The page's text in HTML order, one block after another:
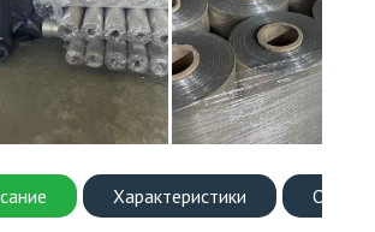
Характеристики Оплата